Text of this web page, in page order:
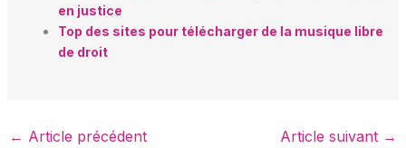
en justice
Top des sites pour télécharger de la musique libre
de droit
← Article précédent Article suivant →